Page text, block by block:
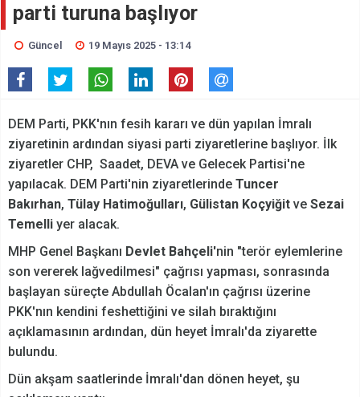
parti turuna başlıyor
Güncel 19 Mayıs 2025 - 13:14
DEM Parti, PKK'nın fesih kararı ve dün yapılan İmralı
ziyaretinin ardından siyasi parti ziyaretlerine başlıyor. İlk
ziyaretler CHP, Saadet, DEVA ve Gelecek Partisi'ne
yapılacak. DEM Parti'nin ziyaretlerinde Tuncer
Bakırhan, Tülay Hatimoğulları, Gülistan Koçyiğit ve Sezai
Temelli yer alacak.
MHP Genel Başkanı Devlet Bahçeli'nin "terör eylemlerine
son vererek lağvedilmesi" çağrısı yapması, sonrasında
başlayan süreçte Abdullah Öcalan'ın çağrısı üzerine
PKK'nın kendini feshettiğini ve silah bıraktığını
açıklamasının ardından, dün heyet İmralı'da ziyarette
bulundu.
Dün akşam saatlerinde İmralı'dan dönen heyet, şu